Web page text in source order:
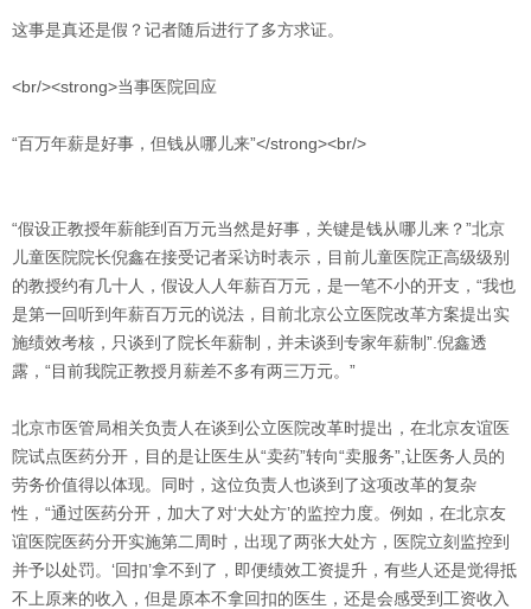
这事是真还是假？记者随后进行了多方求证。
<br/><strong>当事医院回应
“百万年薪是好事，但钱从哪儿来”</strong><br/>
“假设正教授年薪能到百万元当然是好事，关键是钱从哪儿来？”北京
儿童医院院长倪鑫在接受记者采访时表示，目前儿童医院正高级级别
的教授约有几十人，假设人人年薪百万元，是一笔不小的开支，“我也
是第一回听到年薪百万元的说法，目前北京公立医院改革方案提出实
施绩效考核，只谈到了院长年薪制，并未谈到专家年薪制”.倪鑫透
露，“目前我院正教授月薪差不多有两三万元。”
北京市医管局相关负责人在谈到公立医院改革时提出，在北京友谊医
院试点医药分开，目的是让医生从“卖药”转向“卖服务”,让医务人员的
劳务价值得以体现。同时，这位负责人也谈到了这项改革的复杂
性，“通过医药分开，加大了对‘大处方’的监控力度。例如，在北京友
谊医院医药分开实施第二周时，出现了两张大处方，医院立刻监控到
并予以处罚。‘回扣’拿不到了，即便绩效工资提升，有些人还是觉得抵
不上原来的收入，但是原本不拿回扣的医生，还是会感受到工资收入